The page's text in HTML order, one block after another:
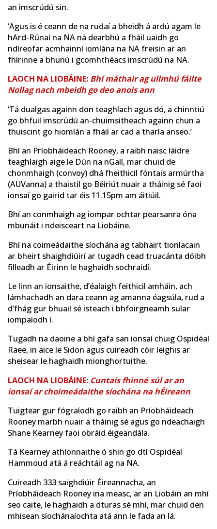
an imscrúdú sin.
‘Agus is é ceann de na rudaí a bheidh á ardú agam le
hArd-Rúnaí na NA ná dearbhú a fháil uaidh go
ndíreofar acmhainní iomlána na NA freisin ar an
fhírinne a bhunú i gcomhthéacs imscrúdú na NA.
LAOCH NA LIOBÁINE: Bhí máthair ag ullmhú fáilte
Nollag nach mbeidh go deo anois ann
‘Tá dualgas againn don teaghlach agus dó, a chinntiú
go bhfuil imscrúdú an-chuimsitheach againn chun a
thuiscint go hiomlán a fháil ar cad a tharla anseo.’
Bhí an Príobháideach Rooney, a raibh naisc láidre
teaghlaigh aige le Dún na nGall, mar chuid de
chonmhaigh (convoy) dhá fheithicil fóntais armúrtha
(AUVanna) a thaistil go Béiriút nuair a tháinig sé faoi
ionsaí go gairid tar éis 11.15pm am áitiúil.
Bhí an conmhaigh ag iompar ochtar pearsanra óna
mbunáit i ndeisceart na Liobáine.
Bhí na coimeádaithe síochána ag tabhairt tionlacain
ar bheirt shaighdiúirí ar tugadh cead truacánta dóibh
filleadh ar Éirinn le haghaidh sochraidí.
Le linn an ionsaithe, d’éalaigh feithicil amháin, ach
lámhachadh an dara ceann ag amanna éagsúla, rud a
d’fhág gur bhuail sé isteach i bhfoirgneamh sular
iompaíodh í.
Tugadh na daoine a bhí gafa san ionsaí chuig Ospidéal
Raee, in aice le Sidon agus cuireadh cóir leighis ar
sheisear le haghaidh mionghortuithe.
LAOCH NA LIOBÁINE: Cuntais fhinné súl ar an
ionsaí ar choimeádaithe síochána na hÉireann
Tuigtear gur fógraíodh go raibh an Príobháideach
Rooney marbh nuair a tháinig sé agus go ndeachaigh
Shane Kearney faoi obráid éigeandála.
Tá Kearney athlonnaithe ó shin go dtí Ospidéal
Hammoud atá á reáchtáil ag na NA.
Cuireadh 333 saighdiúir Éireannacha, an
Príobháideach Rooney ina measc, ar an Liobáin an mhí
seo caite, le haghaidh a dturas sé mhí, mar chuid den
mhisean síochánaíochta atá ann le fada an lá.